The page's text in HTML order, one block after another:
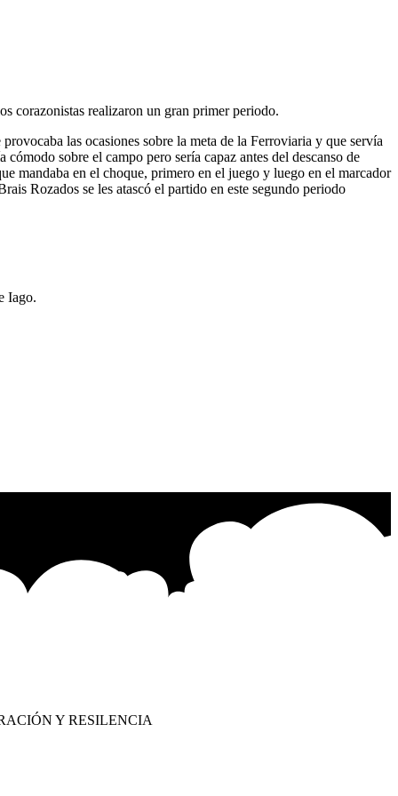
corazonistas realizaron un gran primer periodo.
las ocasiones sobre la meta de la Ferroviaria y que servía
sobre el campo pero sería capaz antes del descanso de
mandaba en el choque, primero en el juego y luego en el marcador
Rozados se les atascó el partido en este segundo periodo
Iago.
Y RESILENCIA